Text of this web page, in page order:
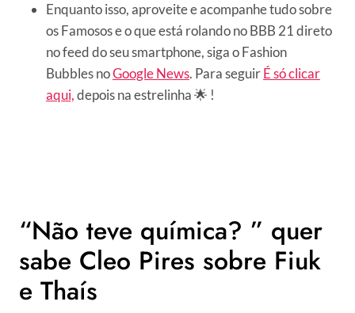
Enquanto isso, aproveite e acompanhe tudo sobre
os Famosos e o que está rolando no BBB 21 direto
no feed do seu smartphone, siga o Fashion
Bubbles noGoogle News. Para seguirÉ só clicar
aqui,depois na estrelinha 🌟 !
“Não teve química? ” quer
sabe Cleo Pires sobre Fiuk
e Thaís